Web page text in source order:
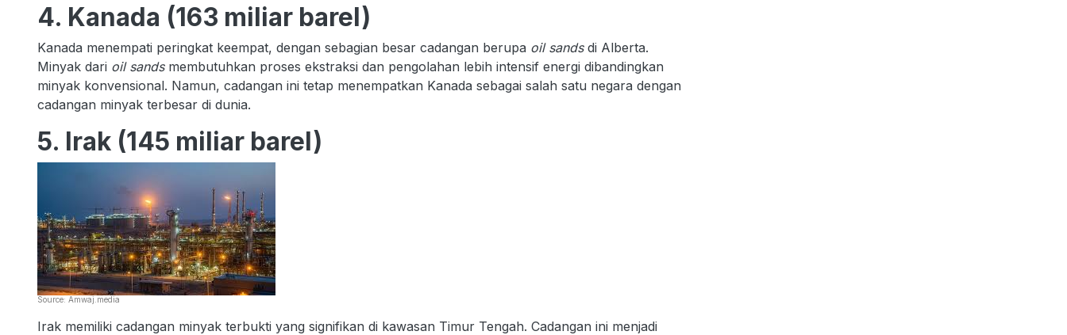
4. Kanada (163 miliar barel)
Kanada menempati peringkat keempat, dengan sebagian besar cadangan berupa oil sandsdi Alberta.
Minyak dari oil sandsmembutuhkan proses ekstraksi dan pengolahan lebih intensif energi dibandingkan
minyak konvensional. Namun, cadangan ini tetap menempatkan Kanada sebagai salah satu negara dengan
cadangan minyak terbesar di dunia.
5. Irak (145 miliar barel)
Source: Amwaj.media
Irak memiliki cadangan minyak terbukti yang signifikan di kawasan Timur Tengah. Cadangan ini menjadi